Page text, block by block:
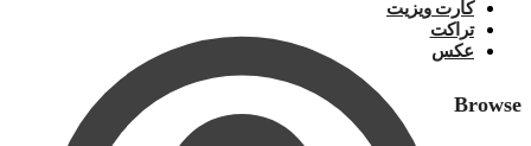
کارت ویزیت
تراکت
عکس
Browse